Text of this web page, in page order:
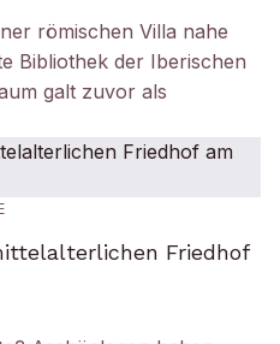
römischen Villa nahe
Bibliothek der Iberischen
galt zuvor als
Friedhof